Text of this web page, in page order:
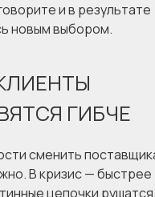
и в результате
новым выбором.
ГИБЧЕ
сменить
В кризис — быстрее
цепочки